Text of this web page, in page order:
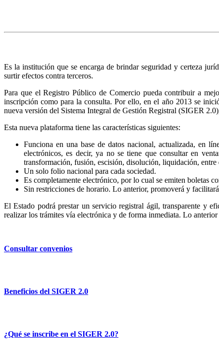
Es la institución que se encarga de brindar seguridad y certeza
surtir efectos contra terceros.
Para que el Registro Público de Comercio pueda contribuir a
inscripción como para la consulta. Por ello, en el año 2013 se
nueva versión del Sistema Integral de Gestión Registral (SIGER
Esta nueva plataforma tiene las características siguientes:
Funciona en una base de datos nacional, actualizada, en
electrónicos, es decir, ya no se tiene que consultar en
transformación, fusión, escisión, disolución, liquidación, entre
Un solo folio nacional para cada sociedad.
Es completamente electrónico, por lo cual se emiten boletas
Sin restricciones de horario. Lo anterior, promoverá y
El Estado podrá prestar un servicio registral ágil, transparente y
realizar los trámites vía electrónica y de forma inmediata. Lo
Consultar convenios
Beneficios del SIGER 2.0
¿Qué se inscribe en el SIGER 2.0?